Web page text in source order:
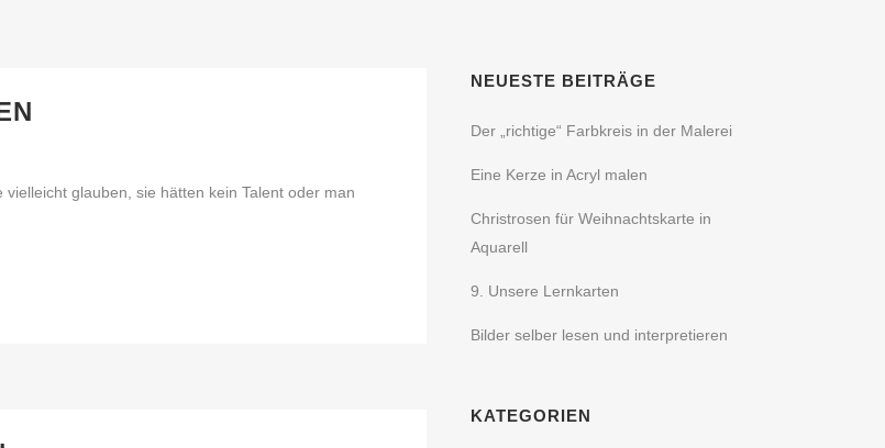
glauben, sie hätten kein Talent oder man
NEUESTE BEITRÄGE
Der „richtige“ Farbkreis in der Malerei
Eine Kerze in Acryl malen
Christrosen für Weihnachtskarte in
Aquarell
9. Unsere Lernkarten
Bilder selber lesen und interpretieren
KATEGORIEN